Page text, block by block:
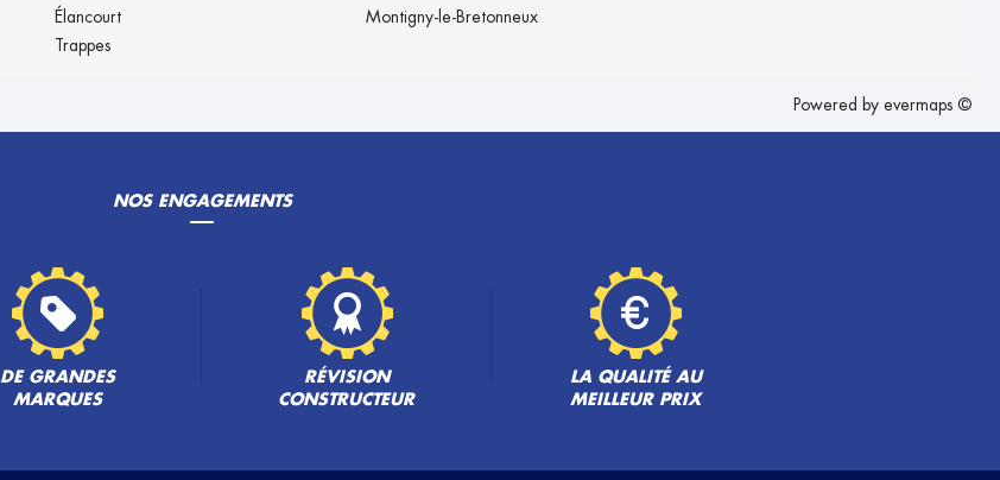
Élancourt
Trappes
Montigny-le-Bretonneux
Powered by evermaps ©
NOS ENGAGEMENTS
DE GRANDES
MARQUES
RÉVISION
CONSTRUCTEUR
LA QUALITÉ AU
MEILLEUR PRIX